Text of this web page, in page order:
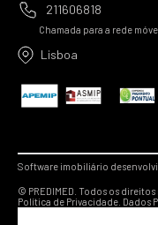
211606818
Chamada para a rede
Lisboa
Software imobiliário
© PREDIMED. Todos os direitos
Política de Privacidade. Dados